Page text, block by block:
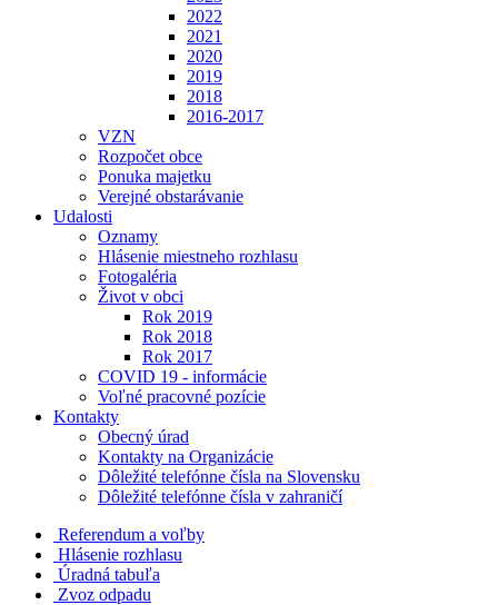
2022
2021
2020
2019
2018
2016-2017
VZN
Rozpočet obce
Ponuka majetku
Verejné obstarávanie
Udalosti
Oznamy
Hlásenie miestneho rozhlasu
Fotogaléria
Život v obci
Rok 2019
Rok 2018
Rok 2017
COVID 19 - informácie
Voľné pracovné pozície
Kontakty
Obecný úrad
Kontakty na Organizácie
Dôležité telefónne čísla na Slovensku
Dôležité telefónne čísla v zahraničí
Referendum a voľby
Hlásenie rozhlasu
Úradná tabuľa
Zvoz odpadu